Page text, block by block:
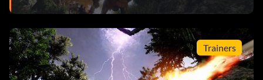
Trainers